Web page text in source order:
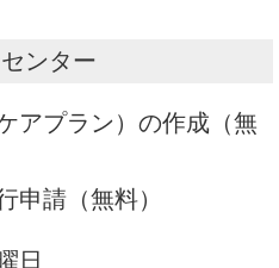
ンター
アプラン）の作成（無
申請（無料）
日